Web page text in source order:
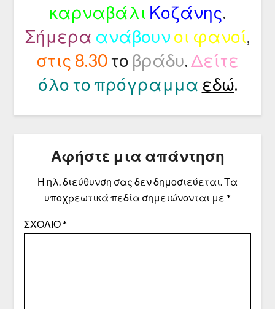
καρναβάλι Κοζάνης.
Σήμερα ανάβουν οι φανοί,
στις 8.30το βράδυ.Δείτε
όλο το πρόγραμμα εδώ.
Αφήστε μια απάντηση
Η ηλ. διεύθυνση σας δεν δημοσιεύεται.Τα
υποχρεωτικά πεδία σημειώνονται με *
ΣΧΌΛΙΟ*